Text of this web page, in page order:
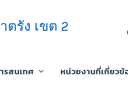
รัง เขต 2
สนเทศ หน่วยงานที่เกี่ยวข้